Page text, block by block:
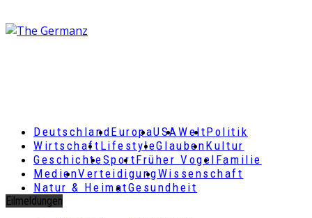
DeutschlandEuropaUSAWeltPolitik
Wirtschaft LifestyleGlaubenKultur
GeschichteSportFrüher Vogel Familie
MedienVerteidigungWissenschaft
Natur & HeimatGesundheit
Eilmeldungen